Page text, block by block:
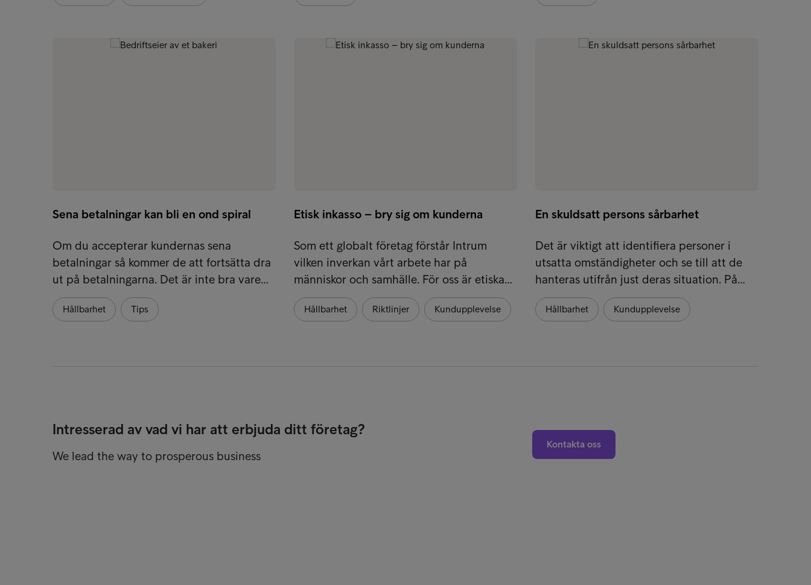
Sena betalningar kan bli en ond spiral
Om du accepterar kundernas sena
betalningar så kommer de att fortsätta dra
ut på betalningarna. Det är inte bra vare…
Hållbarhet Tips
Etisk inkasso – bry sig om kunderna
Som ett globalt företag förstår Intrum
vilken inverkan vårt arbete har på
människor och samhälle. För oss är etiska…
Hållbarhet Riktlinjer Kundupplevelse
En skuldsatt persons sårbarhet
Det är viktigt att identifiera personer i
utsatta omständigheter och se till att de
hanteras utifrån just deras situation. På…
Hållbarhet Kundupplevelse
Intresserad av vad vi har att erbjuda ditt företag?
We lead the way to prosperous business
Kontakta oss